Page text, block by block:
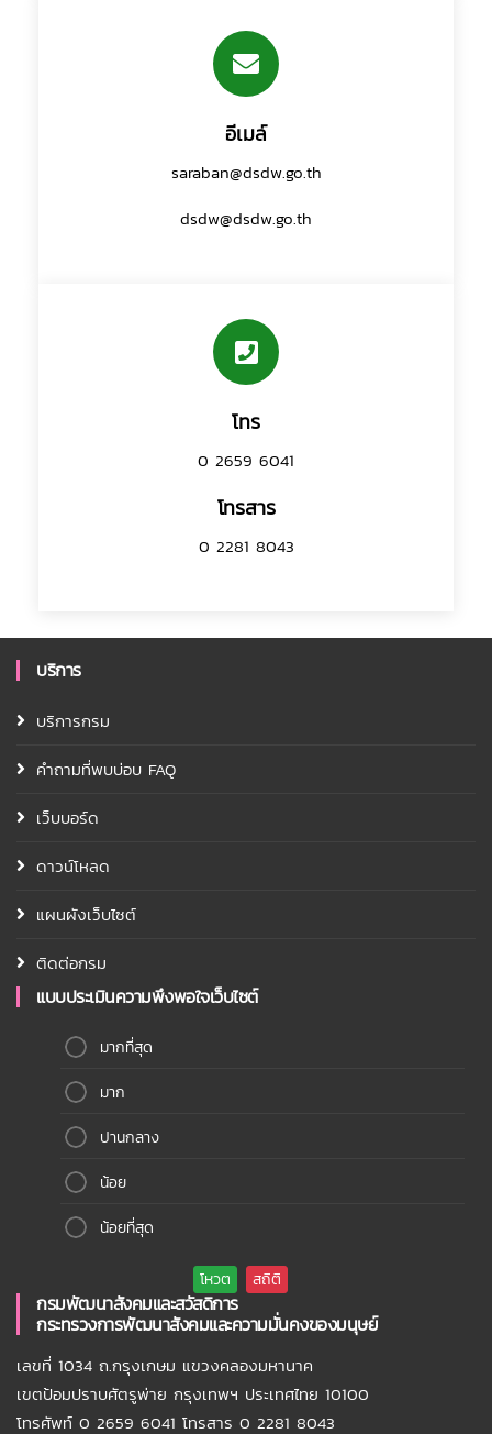
อีเมล์
saraban@dsdw.go.th
dsdw@dsdw.go.th
โทร
0 2659 6041
โทรสาร
0 2281 8043
บริการ
บริการกรม
คำถามที่พบบ่อบ FAQ
เว็บบอร์ด
ดาวน์โหลด
แผนผังเว็บไซต์
ติดต่อกรม
แบบประเมินความพึงพอใจเว็บไซต์
มากที่สุด
มาก
ปานกลาง
น้อย
น้อยที่สุด
กรมพัฒนาสังคมและสวัสดิการ
กระทรวงการพัฒนาสังคมและความมั่นคงของมนุษย์
เลขที่ 1034 ถ.กรุงเกษม แขวงคลองมหานาค
เขตป้อมปราบศัตรูพ่าย กรุงเทพฯ ประเทศไทย 10100
โทรศัพท์ 0 2659 6041 โทรสาร 0 2281 8043